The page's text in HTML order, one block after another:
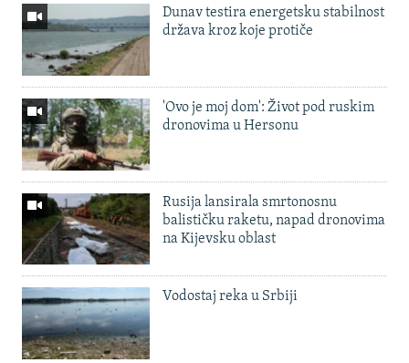
Dunav testira energetsku stabilnost
država kroz koje protiče
'Ovo je moj dom': Život pod ruskim
dronovima u Hersonu
Rusija lansirala smrtonosnu
balističku raketu, napad dronovima
na Kijevsku oblast
Vodostaj reka u Srbiji